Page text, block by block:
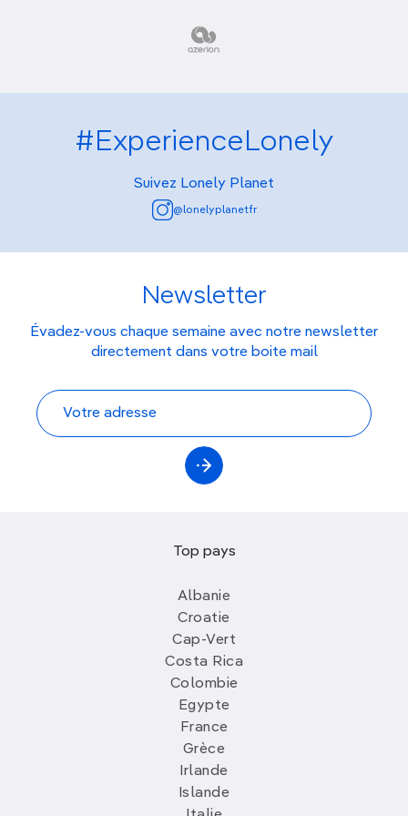
#ExperienceLonely
Suivez Lonely Planet
@lonelyplanetfr
Newsletter
Évadez-vous chaque semaine avec notre newsletter
directement dans votre boite mail
Top pays
Albanie
Croatie
Cap-Vert
Costa Rica
Colombie
Egypte
France
Grèce
Irlande
Islande